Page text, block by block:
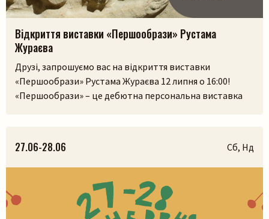
Відкриття виставки «Першообрази» Рустама
Жураєва
Друзі, запрошуємо вас на відкриття виставки
«Першообрази» Рустама Жураєва 12 липня о 16:00!
«Першообрази» – це дебютна персональна виставка
передати досвід і встановити зв’язок із сакральним.
Камінь, як матеріал, існував задовго до появи людини,
27.06-28.06 Сб, Нд